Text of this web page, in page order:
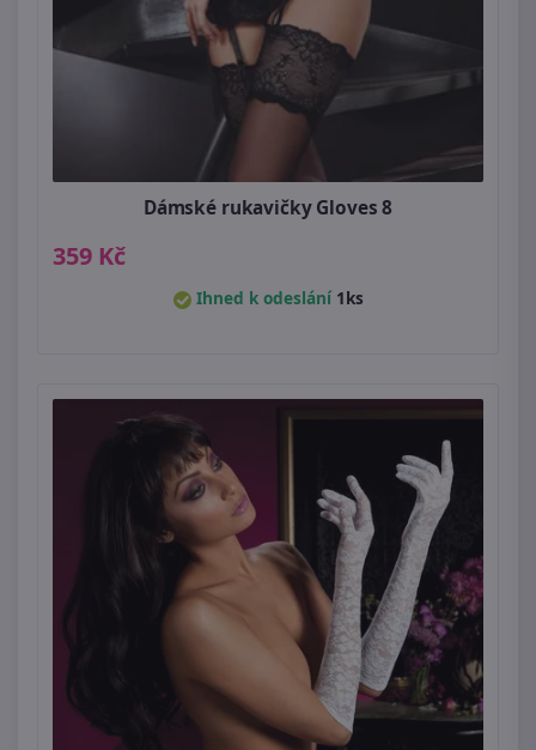
Dámské rukavičky Gloves 8
359 Kč
Ihned k odeslání 1ks